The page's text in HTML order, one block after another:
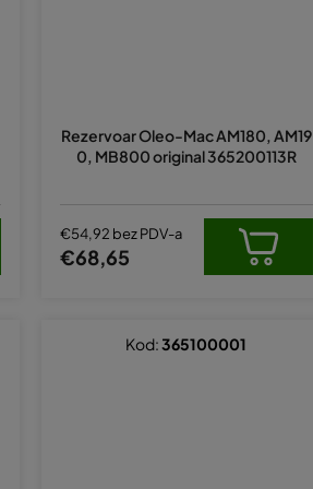
Rezervoar Oleo-Mac AM180, AM19
0, MB800 original 365200113R
€54,92 bez PDV-a
€68,65
Kod:365100001